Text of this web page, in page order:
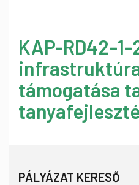
KAP-RD42-
támogatása
PÁLYÁZAT KERESŐ